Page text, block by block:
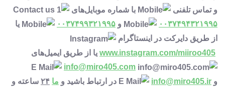
و تماس تلفنی
با شماره موبایل‌های
۰۰۳۷۴۹۴۳۲۱۹۹۵
و ۰۰۳۷۴۹۹۳۲۱۹۹۵
یا
از طریق دایرکت در اینستاگرام
www.instagram.com/miiroo405 یا از طریق ایمیل‌های
info@miro405.com
و info@miro405.ir در ارتباط باشید و ما ۲۴ ساعته و